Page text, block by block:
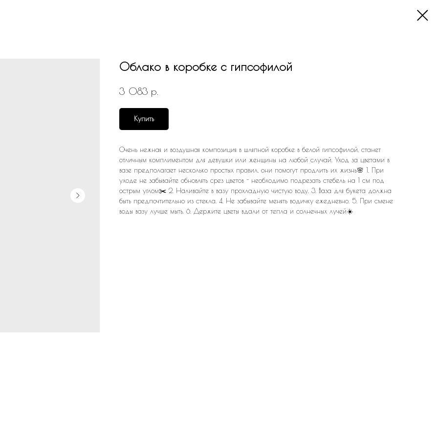
Облако в коробке с гипсофилой
3 083 р.
Купить
Очень нежная и воздушная композиция в шляпной коробке в белой гипсофилой, станет
отличным комплиментом для девушки или женщины на любой случай. Уход за цветами в
вазе предполагает несколько простых правил, они помогут продлить их жизнь🌸 1. При
уходе не забывайте обновлять срез цветов - необходимо подрезать стебель на 1 см под
острым углом✂️ 2. Наливайте в вазу прохладную чистую воду. 3. Ваза для букета должна
быть предпочтительно из стекла. 4. Не забывайте менять водичку ежедневно. 5. При смене
воды вазу лучше мыть. 6. Держите цветы вдали от тепла и солнечных лучей☀️